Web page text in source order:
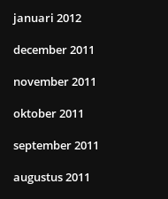
januari 2012
december 2011
november 2011
oktober 2011
september 2011
augustus 2011